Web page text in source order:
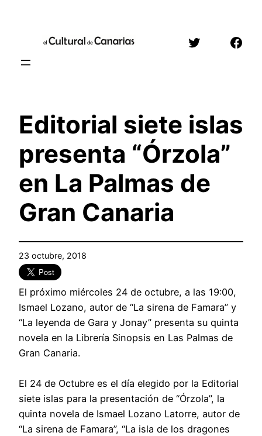
contenido
Twitter
Editorial siete islas
presenta “Órzola”
en La Palmas de
Gran Canaria
23 octubre, 2018
El próximo miércoles 24 de octubre, a las 19:00,
Ismael Lozano, autor de “La sirena de Famara” y
“La leyenda de Gara y Jonay” presenta su quinta
novela en la Librería Sinopsis en Las Palmas de
Gran Canaria.
El 24 de Octubre es el día elegido por la Editorial
siete islas para la presentación de “Órzola”, la
quinta novela de Ismael Lozano Latorre, autor de
“La sirena de Famara”, “La isla de los dragones